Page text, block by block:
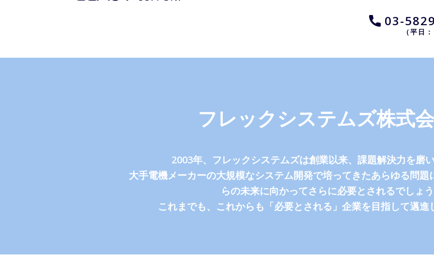
​03-
（平日
フレックシステムズ株式
2003年、フレックシステムズは創業以来、課題解決力を磨
大手電機メーカーの大規模なシステム開発で培ってきたあらゆる問
らの未来に向かってさらに必要とされるでしょ
これまでも、これからも「必要とされる」企業を目指して邁進